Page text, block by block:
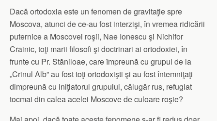
Dacă ortodoxia este un fenomen de gravitaţie spre
Moscova, atunci de ce-au fost interzişi, în vremea ridicării
puternice a Moscovei roşii, Nae Ionescu şi Nichifor
Crainic, toţi marii filosofi şi doctrinari ai ortodoxiei, în
frunte cu Pr. Stăniloae, care împreună cu grupul de la
„Crinul Alb” au fost toţi ortodoxişti şi au fost întemniţaţi
dimpreună cu iniţiatorul grupului, călugăr rus, refugiat
tocmai din calea acelei Moscove de culoare roşie?